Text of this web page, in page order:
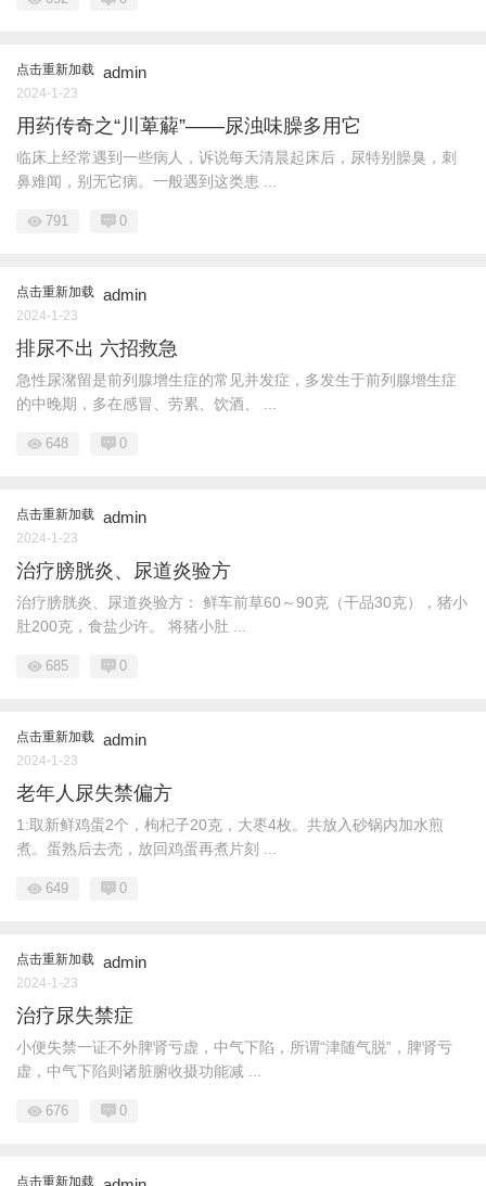
点击重新加载 admin
2024-1-23
用药传奇之“川萆薢”——尿浊味臊多用它
临床上经常遇到一些病人，诉说每天清晨起床后，尿特别臊臭，刺
鼻难闻，别无它病。一般遇到这类患 ...
791 0
点击重新加载 admin
2024-1-23
排尿不出 六招救急
急性尿潴留是前列腺增生症的常见并发症，多发生于前列腺增生症
的中晚期，多在感冒、劳累、饮酒、 ...
648 0
点击重新加载 admin
2024-1-23
治疗膀胱炎、尿道炎验方
治疗膀胱炎、尿道炎验方： 鲜车前草60～90克（干品30克），猪小
肚200克，食盐少许。 将猪小肚 ...
685 0
点击重新加载 admin
2024-1-23
老年人尿失禁偏方
1:取新鲜鸡蛋2个，枸杞子20克，大枣4枚。共放入砂锅内加水煎
煮。蛋熟后去壳，放回鸡蛋再煮片刻 ...
649 0
点击重新加载 admin
2024-1-23
治疗尿失禁症
小便失禁一证不外脾肾亏虚，中气下陷，所谓“津随气脱”，脾肾亏
虚，中气下陷则诸脏腑收摄功能减 ...
676 0
点击重新加载